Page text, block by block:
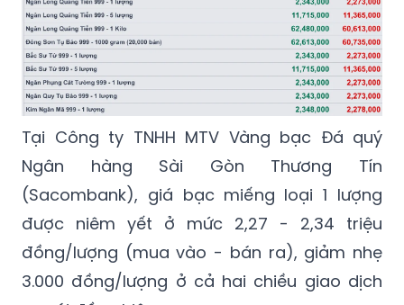
Tại Công ty TNHH MTV Vàng bạc Đá quý
Ngân hàng Sài Gòn Thương Tín
(Sacombank), giá bạc miếng loại 1 lượng
được niêm yết ở mức 2,27 - 2,34 triệu
đồng/lượng (mua vào - bán ra), giảm nhẹ
3.000 đồng/lượng ở cả hai chiều giao dịch